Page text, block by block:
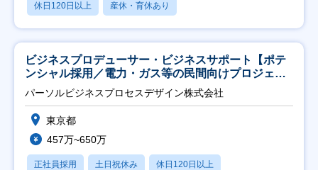
休日120日以上 産休・育休あり
ビジネスプロデューサー・ビジネスサポート【ポテ
ンシャル採用／電力・ガス等の民間向けプロジェク
ト推進】
パーソルビジネスプロセスデザイン株式会社
東京都
457万~650万
正社員採用 土日祝休み 休日120日以上